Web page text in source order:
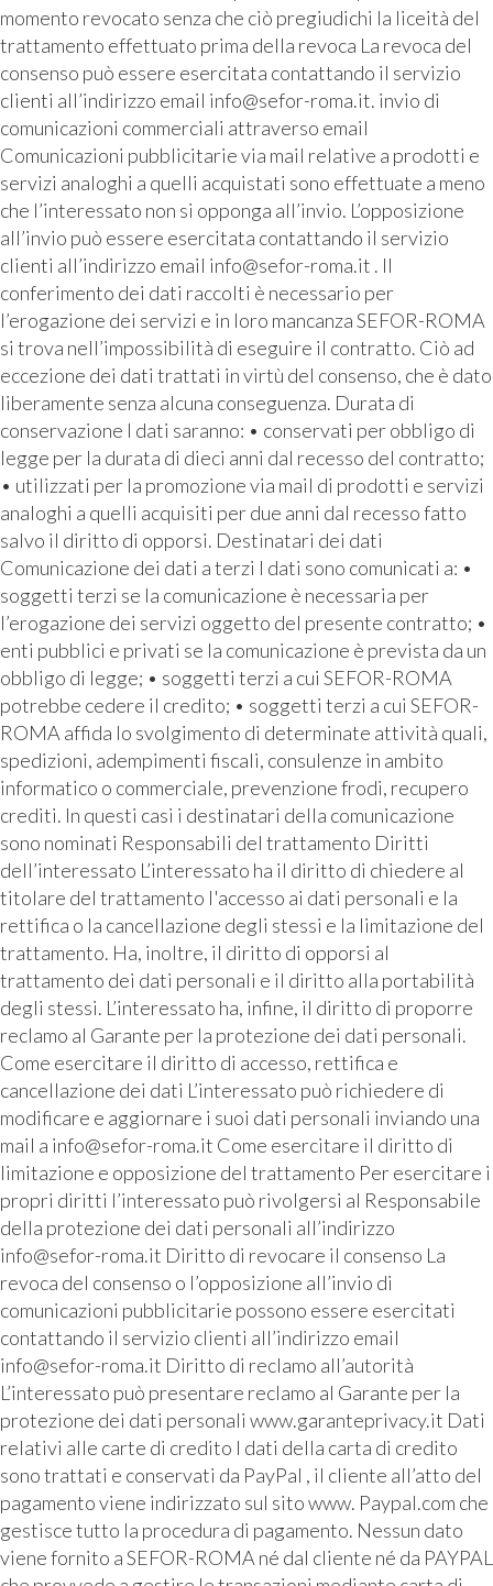
momento revocato senza che ciò pregiudichi la liceità del
trattamento effettuato prima della revoca La revoca del
consenso può essere esercitata contattando il servizio
clienti all’indirizzo email info@sefor-roma.it. invio di
comunicazioni commerciali attraverso email
Comunicazioni pubblicitarie via mail relative a prodotti e
servizi analoghi a quelli acquistati sono effettuate a meno
che l’interessato non si opponga all’invio. L’opposizione
all’invio può essere esercitata contattando il servizio
clienti all’indirizzo email info@sefor-roma.it . Il
conferimento dei dati raccolti è necessario per
l’erogazione dei servizi e in loro mancanza SEFOR-ROMA
si trova nell’impossibilità di eseguire il contratto. Ciò ad
eccezione dei dati trattati in virtù del consenso, che è dato
liberamente senza alcuna conseguenza. Durata di
conservazione I dati saranno: • conservati per obbligo di
legge per la durata di dieci anni dal recesso del contratto;
• utilizzati per la promozione via mail di prodotti e servizi
analoghi a quelli acquisiti per due anni dal recesso fatto
salvo il diritto di opporsi. Destinatari dei dati
Comunicazione dei dati a terzi I dati sono comunicati a: •
soggetti terzi se la comunicazione è necessaria per
l’erogazione dei servizi oggetto del presente contratto; •
enti pubblici e privati se la comunicazione è prevista da un
obbligo di legge; • soggetti terzi a cui SEFOR-ROMA
potrebbe cedere il credito; • soggetti terzi a cui SEFOR-
ROMA affida lo svolgimento di determinate attività quali,
spedizioni, adempimenti fiscali, consulenze in ambito
informatico o commerciale, prevenzione frodi, recupero
crediti. In questi casi i destinatari della comunicazione
sono nominati Responsabili del trattamento Diritti
dell’interessato L’interessato ha il diritto di chiedere al
titolare del trattamento l'accesso ai dati personali e la
rettifica o la cancellazione degli stessi e la limitazione del
trattamento. Ha, inoltre, il diritto di opporsi al
trattamento dei dati personali e il diritto alla portabilità
degli stessi. L’interessato ha, infine, il diritto di proporre
reclamo al Garante per la protezione dei dati personali.
Come esercitare il diritto di accesso, rettifica e
cancellazione dei dati L’interessato può richiedere di
modificare e aggiornare i suoi dati personali inviando una
mail a info@sefor-roma.it Come esercitare il diritto di
limitazione e opposizione del trattamento Per esercitare i
propri diritti l’interessato può rivolgersi al Responsabile
della protezione dei dati personali all’indirizzo
info@sefor-roma.it Diritto di revocare il consenso La
revoca del consenso o l’opposizione all’invio di
comunicazioni pubblicitarie possono essere esercitati
contattando il servizio clienti all’indirizzo email
info@sefor-roma.it Diritto di reclamo all’autorità
L’interessato può presentare reclamo al Garante per la
protezione dei dati personali www.garanteprivacy.it Dati
relativi alle carte di credito I dati della carta di credito
sono trattati e conservati da PayPal , il cliente all’atto del
pagamento viene indirizzato sul sito www. Paypal.com che
gestisce tutto la procedura di pagamento. Nessun dato
viene fornito a SEFOR-ROMA né dal cliente né da PAYPAL